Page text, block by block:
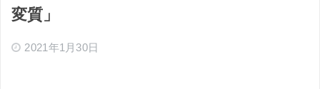
変質」
2021年1月30日